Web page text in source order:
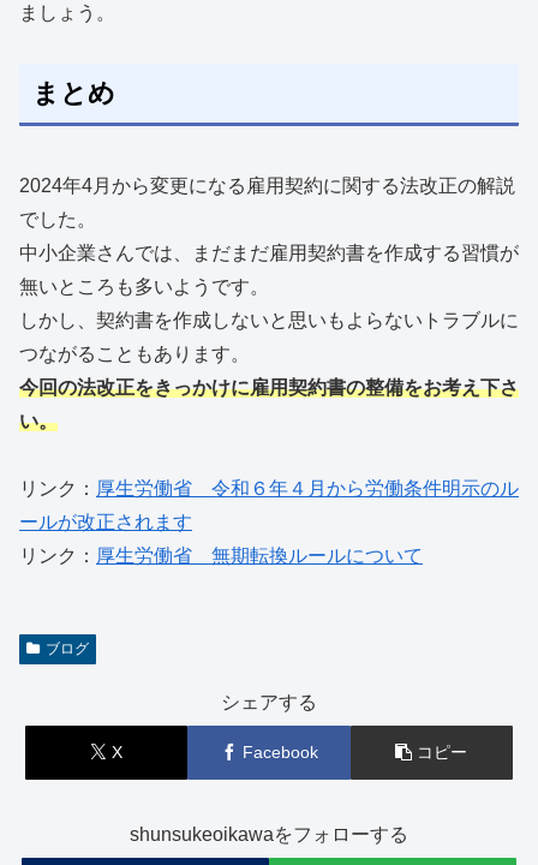
ましょう。
まとめ
2024年4月から変更になる雇用契約に関する法改正の解説
でした。
中小企業さんでは、まだまだ雇用契約書を作成する習慣が
無いところも多いようです。
しかし、契約書を作成しないと思いもよらないトラブルに
つながることもあります。
今回の法改正をきっかけに雇用契約書の整備をお考え下さ
い。
リンク： 厚生労働省＿令和６年４月から労働条件明示のル
ールが改正されます
リンク： 厚生労働省＿無期転換ルールについて
ブログ
シェアする
X Facebook コピー
shunsukeoikawaをフォローする